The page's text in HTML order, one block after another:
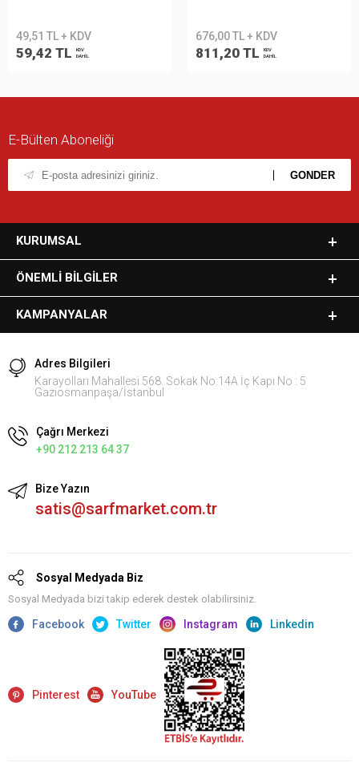
49,51 TL + KDV
59,42 TL
KDV
DAHİL
676,00 TL + KDV
811,20 TL
KDV
DAHİL
E-Bülten Aboneliği
KURUMSAL
ÖNEMLI BILGILER
KAMPANYALAR
Adres Bilgileri
Karayolları Mahallesi 568. Sokak No:14A İç Kapı No : 5
Gaziosmanpaşa/İstanbul
Çağrı Merkezi
+90 212 213 64 37
Bize Yazın
satis@sarfmarket.com.tr
Sosyal Medyada Biz
Sosyal Medyada bizi takip ederek destek olabilirsiniz.
Facebook Twitter Instagram Linkedin
Pinterest YouTube